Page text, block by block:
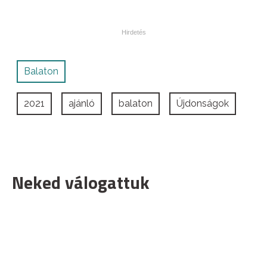
Balaton
2021 ajánló balaton Újdonságok
Neked válogattuk